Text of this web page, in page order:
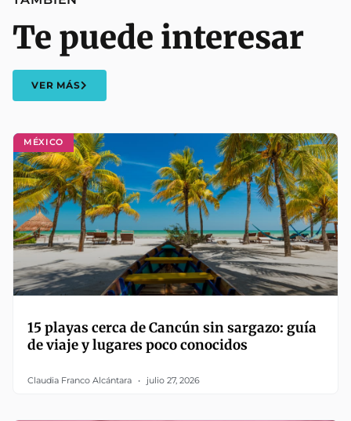
MÉXICO
15 playas cerca de Cancún sin sargazo: guía
de viaje y lugares poco conocidos
Claudia Franco Alcántara julio 27, 2026
Te puede interesar
VER MÁS